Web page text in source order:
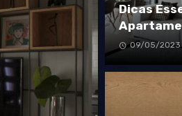
Dicas
09/05/2023